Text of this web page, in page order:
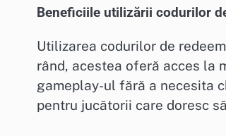
Beneficiile utilizării codurilor
Utilizarea codurilor de
rând, acestea oferă acces la
gameplay-ul fără a necesita
pentru jucătorii care doresc